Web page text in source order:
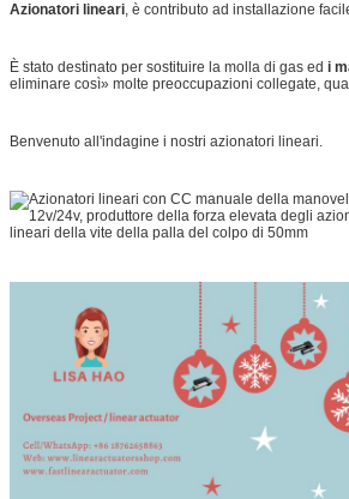
Azionatori lineari, è contributo ad installazione
È stato destinato per sostituire la molla di gas ed i
eliminare così» molte preoccupazioni collegate,
Benvenuto all'indagine i nostri azionatori lineari.